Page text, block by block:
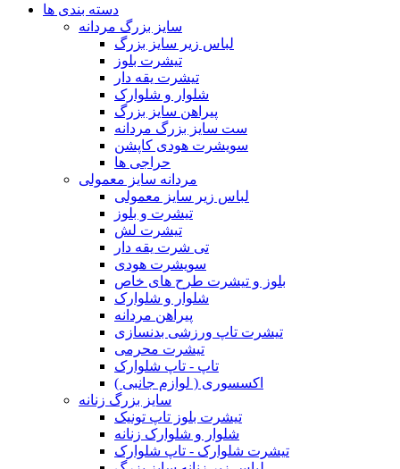
دسته بندی ها
سایز بزرگ مردانه
لباس زیر سایز بزرگ
تیشرت بلوز
تیشرت یقه دار
شلوار و شلوارک
پیراهن سایز بزرگ
ست سایز بزرگ مردانه
سویشرت هودی کاپشن
حراجی ها
مردانه سایز معمولی
لباس زیر سایز معمولی
تیشرت و بلوز
تیشرت لش
تی شرت یقه دار
سویشرت هودی
بلوز و تیشرت طرح های خاص
شلوار و شلوارک
پیراهن مردانه
تیشرت تاپ ورزشی بدنسازی
تیشرت محرمی
تاپ - تاپ شلوارک
اکسسوری ( لوازم جانبی )
سایز بزرگ زنانه
تیشرت بلوز تاپ تونیک
شلوار و شلوارک زنانه
تیشرت شلوارک - تاپ شلوارک